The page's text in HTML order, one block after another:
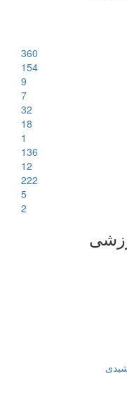
360
154
9
7
32
18
1
136
12
222
5
2